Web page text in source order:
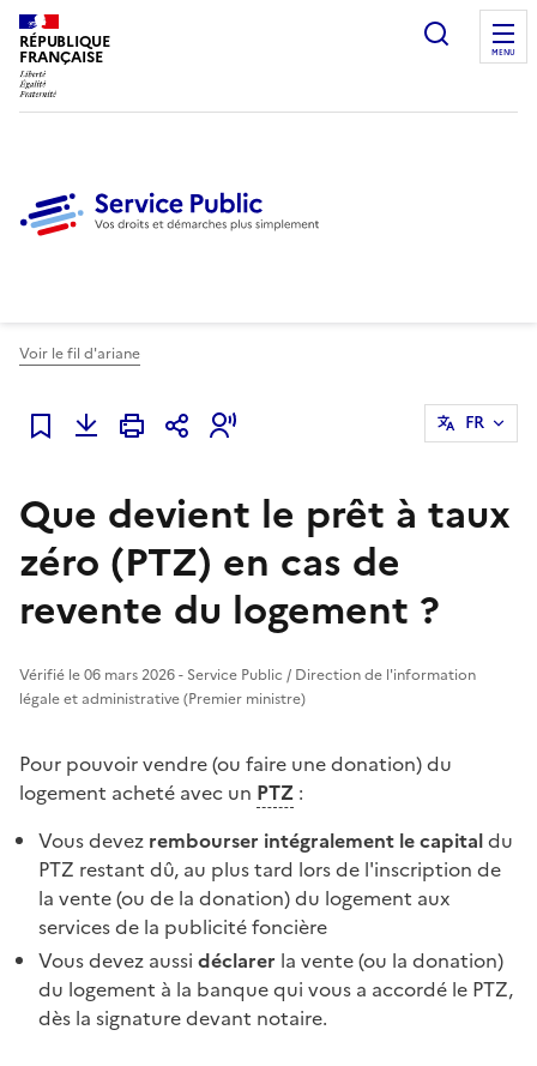
RÉPUBLIQUE
FRANÇAISE
Ouvrir
MENU
Voir le fil d'ariane
Ajouter à mes favoris
FR
Que devient le prêt à taux
zéro (PTZ) en cas de
revente du logement ?
Vérifié le 06 mars 2026 - Service Public / Direction de l'information
légale et administrative (Premier ministre)
Pour pouvoir vendre (ou faire une donation) du
logement acheté avec un PTZ :
Vous devez rembourser intégralement le capitaldu
PTZ restant dû, au plus tard lors de l'inscription de
la vente (ou de la donation) du logement aux
services de la publicité foncière
Vous devez aussi déclarer la vente (ou la donation)
du logement à la banque qui vous a accordé le PTZ,
dès la signature devant notaire.